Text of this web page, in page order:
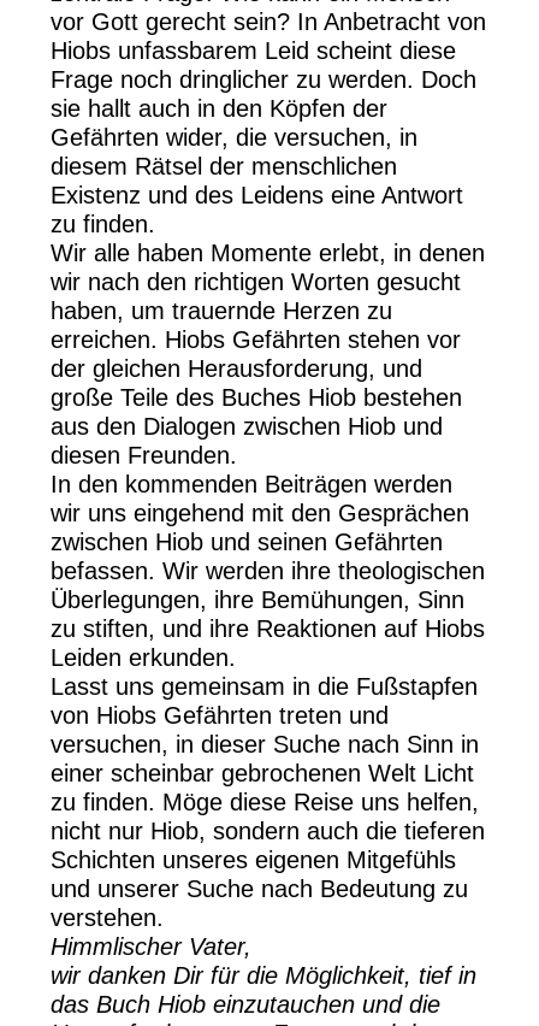
vor Gott gerecht sein? In Anbetracht von
Hiobs unfassbarem Leid scheint diese
Frage noch dringlicher zu werden. Doch
sie hallt auch in den Köpfen der
Gefährten wider, die versuchen, in
diesem Rätsel der menschlichen
Existenz und des Leidens eine Antwort
zu finden.
Wir alle haben Momente erlebt, in denen
wir nach den richtigen Worten gesucht
haben, um trauernde Herzen zu
erreichen. Hiobs Gefährten stehen vor
der gleichen Herausforderung, und
große Teile des Buches Hiob bestehen
aus den Dialogen zwischen Hiob und
diesen Freunden.
In den kommenden Beiträgen werden
wir uns eingehend mit den Gesprächen
zwischen Hiob und seinen Gefährten
befassen. Wir werden ihre theologischen
Überlegungen, ihre Bemühungen, Sinn
zu stiften, und ihre Reaktionen auf Hiobs
Leiden erkunden.
Lasst uns gemeinsam in die Fußstapfen
von Hiobs Gefährten treten und
versuchen, in dieser Suche nach Sinn in
einer scheinbar gebrochenen Welt Licht
zu finden. Möge diese Reise uns helfen,
nicht nur Hiob, sondern auch die tieferen
Schichten unseres eigenen Mitgefühls
und unserer Suche nach Bedeutung zu
verstehen.
Himmlischer Vater,
wir danken Dir für die Möglichkeit, tief in
das Buch Hiob einzutauchen und die